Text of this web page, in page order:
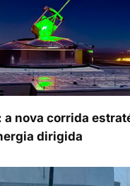
a nova corrida
dirigida